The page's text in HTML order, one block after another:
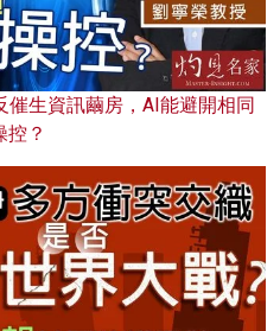
生資訊繭房，AI能避開相同
控？